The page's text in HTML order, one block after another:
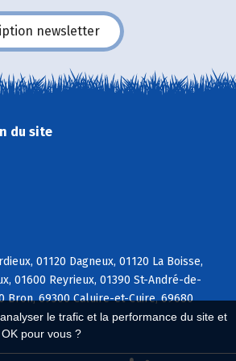
le trafic et la performance du site et
pour vous ?
newsletter
du site
01120 Dagneux, 01120 La Boisse,
01600 Reyrieux, 01390 St-André-de-
Bron, 69300 Caluire-et-Cuire, 69680